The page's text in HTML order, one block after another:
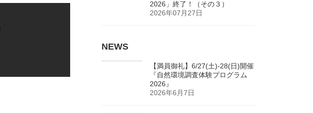
2026」終了！（その３）
2026年07月27日
NEWS
【満員御礼】6/27(土)-28(日)開催
『自然環境調査体験プログラム
2026』
2026年6月7日